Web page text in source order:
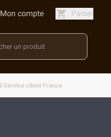
Mon compte Panier
Service client France